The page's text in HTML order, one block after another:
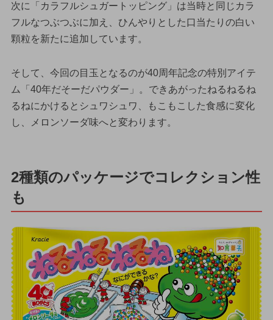
次に「カラフルシュガートッピング」は当時と同じカラ
フルなつぶつぶに加え、ひんやりとした口当たりの白い
顆粒を新たに追加しています。
そして、今回の目玉となるのが40周年記念の特別アイテ
ム「40年だそーだパウダー」。できあがったねるねるね
るねにかけるとシュワシュワ、もこもこした食感に変化
し、メロンソーダ味へと変わります。
2種類のパッケージでコレクション性
も